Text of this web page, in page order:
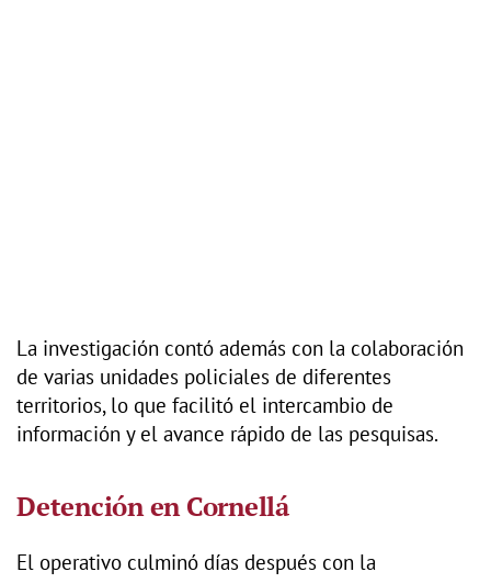
La investigación contó además con la colaboración
de varias unidades policiales de diferentes
territorios, lo que facilitó el intercambio de
información y el avance rápido de las pesquisas.
Detención en Cornellá
El operativo culminó días después con la